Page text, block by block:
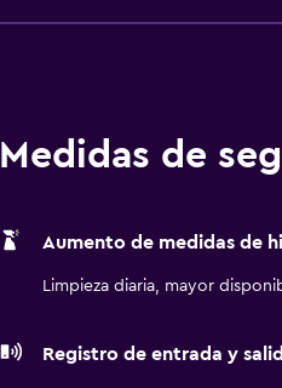
Medidas de
Aumento de medidas de
Limpieza diaria, mayor
Registro de entrada y